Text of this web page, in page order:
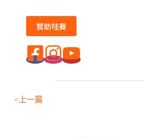
贊助哇賽
<上一篇